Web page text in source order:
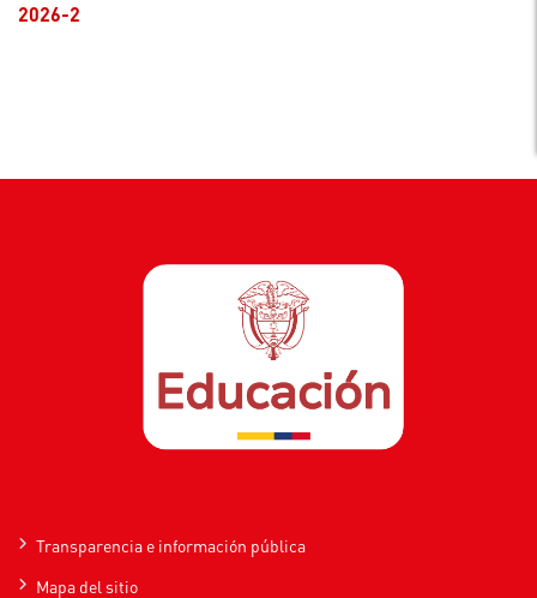
2026-2
Transparencia e información pública
Mapa del sitio